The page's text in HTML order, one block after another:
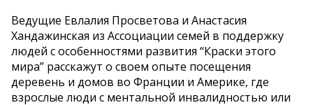
Ведущие Евлалия Просветова и Анастасия
Хандажинская из Ассоциации семей в поддержку
людей с особенностями развития “Краски этого
мира” расскажут о своем опыте посещения
деревень и домов во Франции и Америке, где
взрослые люди с ментальной инвалидностью или